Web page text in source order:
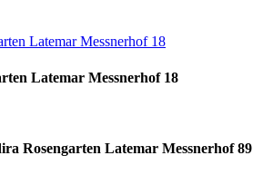
Latemar Messnerhof 18
Rosengarten Latemar Messnerhof 89